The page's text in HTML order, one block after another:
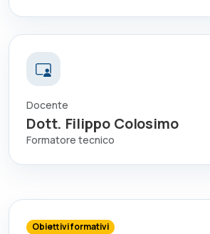
Docente
Dott. Filippo Colosimo
Formatore tecnico
Obiettivi formativi